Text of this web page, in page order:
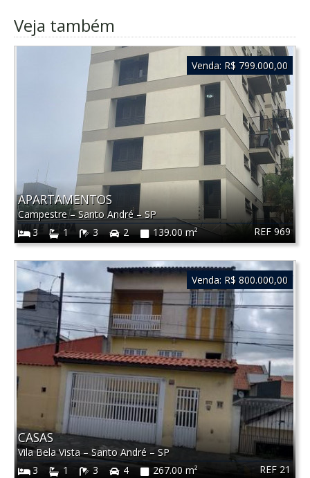
Veja também
REF 969
APARTAMENTOS
Campestre–Santo André –SP
3
1 3 2 139.00 m²
Venda: R$ 799.000,00
REF 21
CASAS
Vila Bela Vista–Santo André – SP
3
1 3 4 267.00 m²
Venda: R$ 800.000,00